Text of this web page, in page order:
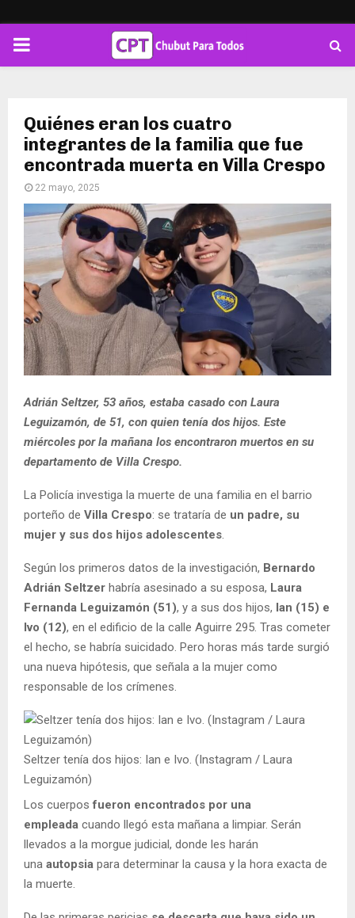
PRIMARY
Quiénes eran los cuatro
integrantes de la familia que fue
encontrada muerta en Villa Crespo
22 mayo, 2025
Adrián Seltzer, 53 años, estaba casado con Laura
Leguizamón, de 51, con quien tenía dos hijos. Este
miércoles por la mañana los encontraron muertos en su
departamento de Villa Crespo.
La Policía investiga la muerte de una familia en el barrio
porteño de Villa Crespo: se trataría de un padre, su
mujer y sus dos hijos adolescentes.
Según los primeros datos de la investigación, Bernardo
Adrián Seltzer habría asesinado a su esposa, Laura
Fernanda Leguizamón (51), y a sus dos hijos, Ian (15) e
Ivo (12), en el edificio de la calle Aguirre 295. Tras cometer
el hecho, se habría suicidado. Pero horas más tarde surgió
una nueva hipótesis, que señala a la mujer como
responsable de los crímenes.
Seltzer tenía dos hijos: Ian e Ivo. (Instagram / Laura
Leguizamón)
Los cuerposfueron encontrados por una
empleada cuando llegó esta mañana a limpiar. Serán
llevados a la morgue judicial, donde les harán
una autopsia para determinar la causa y la hora exacta de
la muerte.